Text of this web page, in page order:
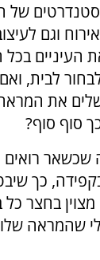
של
וגם
העיניים
לבית,
את
סוף סוף?
שכשאר רואים
כך
בחצר כל
שהמראה שלו